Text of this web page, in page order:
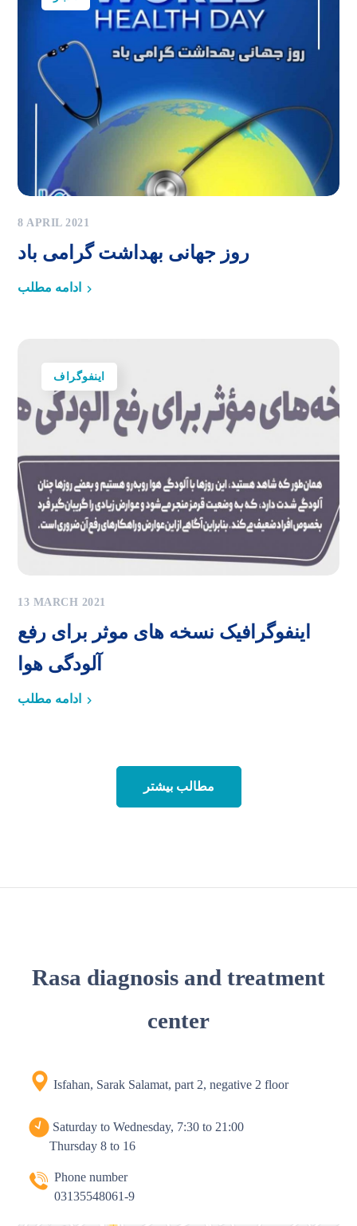
8 APRIL 2021
روز جهانی بهداشت گرامی باد
ادامه مطلب
اینفوگراف
13 MARCH 2021
اینفوگرافیک نسخه های موثر برای رفع
آلودگی هوا
ادامه مطلب
مطالب بیشتر
Rasa diagnosis and treatment
center
Isfahan, Sarak Salamat, part 2, negative 2 floor
Saturday to Wednesday, 7:30 to 21:00
Thursday 8 to 16
Phone number
03135548061-9